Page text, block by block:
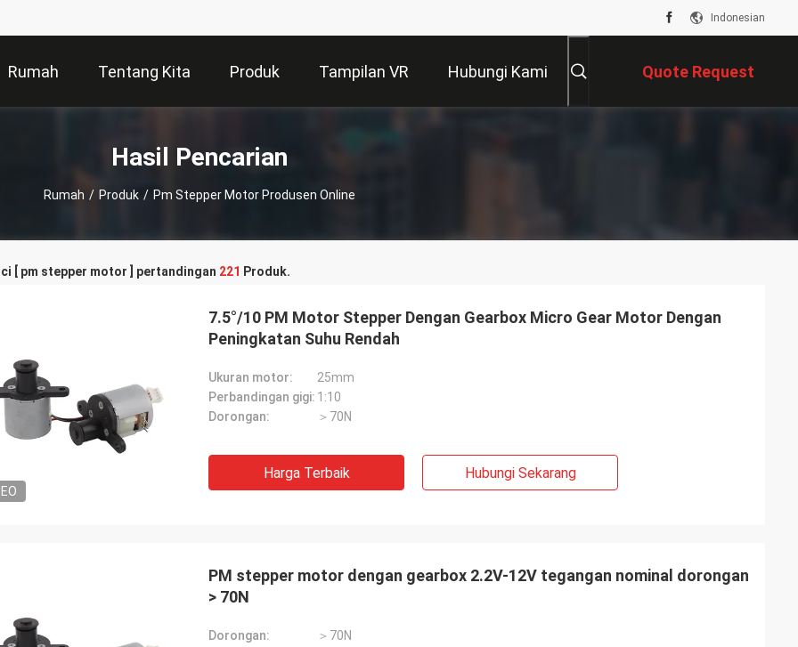
Indonesian
Rumah Tentang Kita Produk Tampilan VR Hubungi Kami Quote Request
Hasil Pencarian
Rumah / Produk / Pm Stepper Motor Produsen Online
[ pm stepper motor ] pertandingan 221 Produk.
7.5°/10 PM Motor Stepper Dengan Gearbox Micro Gear Motor Dengan
Peningkatan Suhu Rendah
Ukuran motor:
25mm
Perbandingan gigi: 1:10
Dorongan:
＞70N
Harga Terbaik Hubungi Sekarang
PM stepper motor dengan gearbox 2.2V-12V tegangan nominal dorongan
> 70N
Dorongan:
＞70N